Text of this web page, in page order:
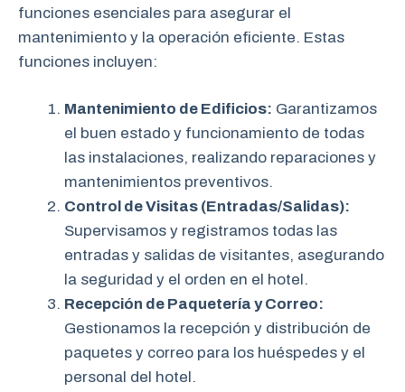
funciones esenciales para asegurar el
mantenimiento y la operación eficiente. Estas
funciones incluyen:
Mantenimiento de Edificios: Garantizamos
el buen estado y funcionamiento de todas
las instalaciones, realizando reparaciones y
mantenimientos preventivos.
Control de Visitas (Entradas/Salidas):
Supervisamos y registramos todas las
entradas y salidas de visitantes, asegurando
la seguridad y el orden en el hotel.
Recepción de Paquetería y Correo:
Gestionamos la recepción y distribución de
paquetes y correo para los huéspedes y el
personal del hotel.